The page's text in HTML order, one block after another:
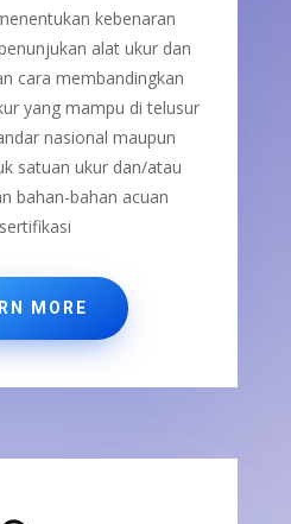
kebenaran
alat ukur dan
cara membandingkan
yang mampu di telusur
nasional maupun
satuan ukur dan/atau
bahan-bahan acuan
MORE